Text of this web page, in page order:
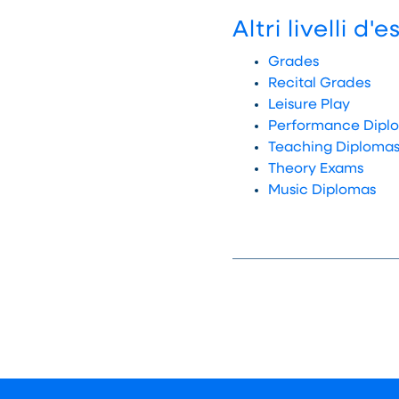
Altri livelli
Grades
Recital Grades
Leisure Play
Performance
Teaching Diplomas
Theory Exams
Music Diplomas